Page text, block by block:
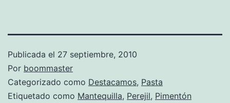
Publicada el 27 septiembre, 2010
Por boommaster
Categorizado como Destacamos, Pasta
Etiquetado como Mantequilla, Perejil, Pimentón